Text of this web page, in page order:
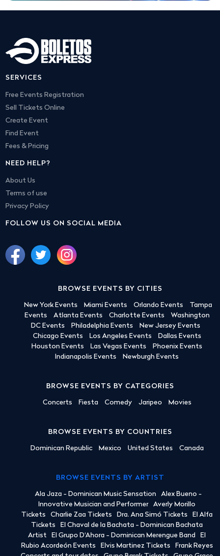
SERVICES
Free Events Registration
Sell Tickets Online
Create Event
Find Event
Fees & Pricing
NEED HELP?
About Us
Terms of use
Privacy Policy
FOLLOW US ON SOCIAL MEDIA
BROWSE EVENTS BY CITIES
New York Events Miami Events Orlando Events
Tampa
Events
Atlanta Events Charlotte Events
Washington
DC Events
Philadelphia Events
New Jersey Events
Chicago Events
Los Angeles Events
Dallas Events
Houston Events
Las Vegas Events
Phoenix Events
Indianapolis Events
Newburgh Events
BROWSE EVENTS BY CATEGORIES
Concerts Fiesta Comedy Jaripeo Movies
BROWSE EVENTS BY COUNTRIES
Dominican Republic Mexico United States Canada
BROWSE EVENTS BY ARTIST
Ala Jaza - Dominican Music Sensation
Alex Bueno -
Innovative Musician and Performer
Averly Morillo
Tickets
Charlie Zaa Tickets Dra. Ana Simó Tickets
El Alfa
Tickets
El Chaval de la Bachata - Dominican Bachata
Artist
El Grupo D'Ahora - Dominican Merengue Band
El
Rubio Acordeón Events
Elvis Martinez Tickets
Frank Reyes